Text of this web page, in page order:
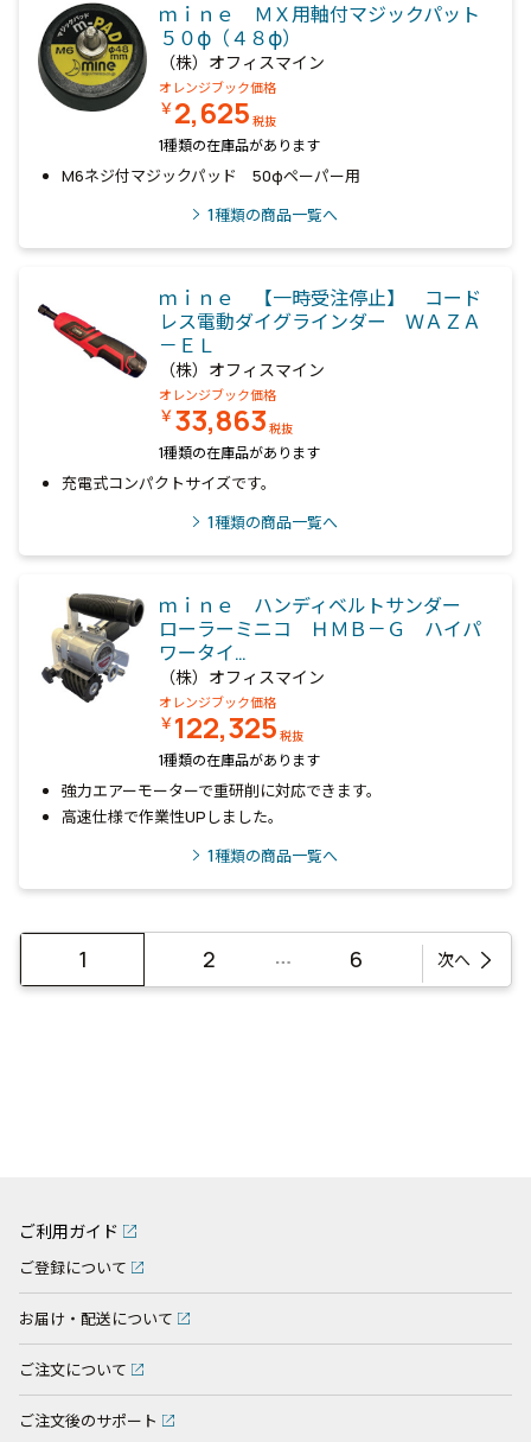
ｍｉｎｅ ＭＸ用軸付マジックパット
５０φ（４８φ）
（株）オフィスマイン
オレンジブック価格
￥2,625 税抜
1種類の在庫品があります
M6ネジ付マジックパッド 50φペーパー用
1種類の商品一覧へ
ｍｉｎｅ 【一時受注停止】 コード
レス電動ダイグラインダー ＷＡＺＡ
－ＥＬ
（株）オフィスマイン
オレンジブック価格
￥33,863 税抜
1種類の在庫品があります
充電式コンパクトサイズです。
1種類の商品一覧へ
ｍｉｎｅ ハンディベルトサンダー
ローラーミニコ ＨＭＢ－Ｇ ハイパ
ワータイ…
（株）オフィスマイン
オレンジブック価格
￥122,325 税抜
1種類の在庫品があります
強力エアーモーターで重研削に対応できます。
高速仕様で作業性UPしました。
1種類の商品一覧へ
1 2 … 6 次へ
ご利用ガイド
ご登録について
お届け・配送について
ご注文について
ご注文後のサポート